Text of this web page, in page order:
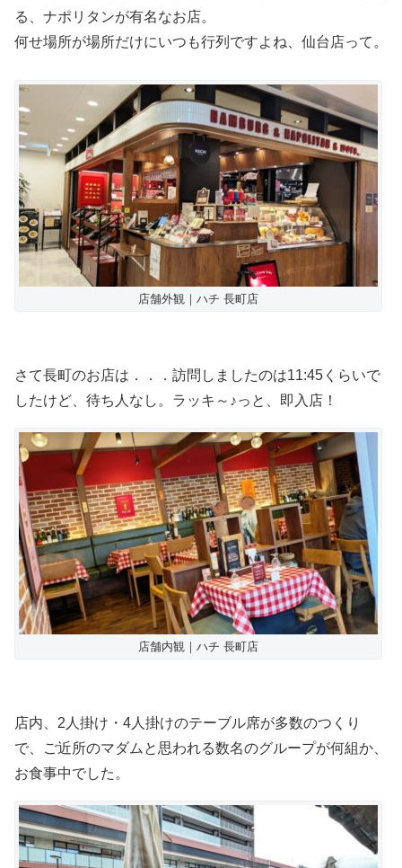
る、ナポリタンが有名なお店。
何せ場所が場所だけにいつも行列ですよね、仙台店って。
店舗外観｜ハチ 長町店
さて長町のお店は．．．訪問しましたのは11:45くらいで
したけど、待ち人なし。ラッキ～♪っと、即入店！
店舗内観｜ハチ 長町店
店内、2人掛け・4人掛けのテーブル席が多数のつくり
で、ご近所のマダムと思われる数名のグループが何組か、
お食事中でした。